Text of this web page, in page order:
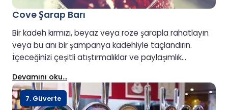
Cove Şarap Barı
Bir kadeh kırmızı, beyaz veya roze şarapla rahatlayın
veya bu anı bir şampanya kadehiyle taçlandırın.
İçeceğinizi çeşitli atıştırmalıklar ve paylaşımlık
yolculuğun tadını çıkarabileceğiniz rahat ve keyifli bir
ortam yaratın.
Devamını oku...
7. Güverte